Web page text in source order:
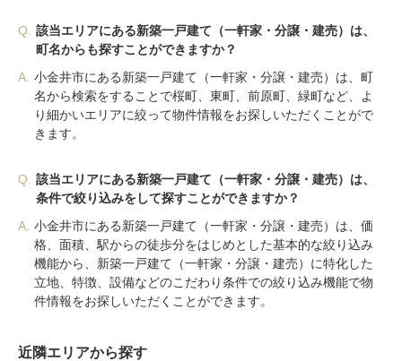
Q.
該当エリアにある新築一戸建て（一軒家・分譲・建売）は、
町名からも探すことができますか？
A. 小金井市にある新築一戸建て（一軒家・分譲・建売）は、町
名から検索をすることで桜町、東町、前原町、緑町など、よ
り細かいエリアに絞って物件情報をお探しいただくことがで
きます。
Q.
該当エリアにある新築一戸建て（一軒家・分譲・建売）は、
条件で絞り込みをして探すことができますか？
A. 小金井市にある新築一戸建て（一軒家・分譲・建売）は、価
格、面積、駅からの徒歩分をはじめとした基本的な絞り込み
機能から、新築一戸建て（一軒家・分譲・建売）に特化した
立地、特徴、設備などのこだわり条件での絞り込み機能で物
件情報をお探しいただくことができます。
近隣エリアから探す